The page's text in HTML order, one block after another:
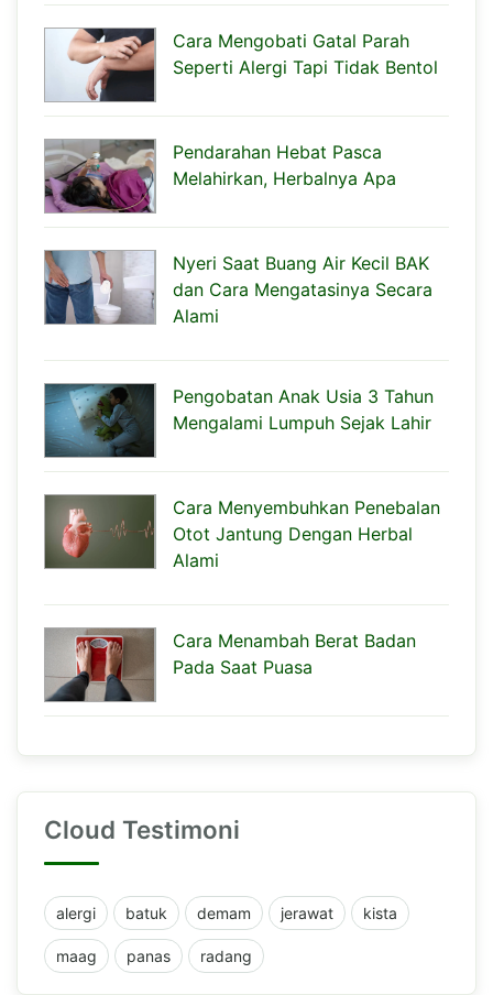
Cara Mengobati Gatal Parah
Seperti Alergi Tapi Tidak Bentol
Pendarahan Hebat Pasca
Melahirkan, Herbalnya Apa
Nyeri Saat Buang Air Kecil BAK
dan Cara Mengatasinya Secara
Alami
Pengobatan Anak Usia 3 Tahun
Mengalami Lumpuh Sejak Lahir
Cara Menyembuhkan Penebalan
Otot Jantung Dengan Herbal
Alami
Cara Menambah Berat Badan
Pada Saat Puasa
Cloud Testimoni
alergi batuk demam jerawat kista
maag panas radang